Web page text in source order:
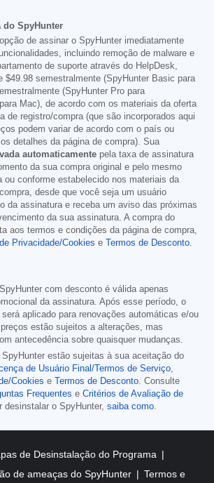
do SpyHunter
de assinar o SpyHunter imediatamente
incluindo remoção de malware e
de suporte através do HelpDesk,
$49.98 semestralmente (SpyHunter Basic para
(SpyHunter Pro para
Mac), de acordo com os materiais da oferta
de registro/compra (que são incorporados aqui
podem variar de acordo com o país ou
detalhes da página de compra). Sua
automaticamente pela taxa de assinatura
da sua compra original e pelo mesmo
ou conforme estabelecido nos materiais da
desde que você seja um usuário
da assinatura e receba um aviso das próximas
da sua assinatura. A compra do
aos termos e condições da página de compra,
Privacidade/Cookies e Termos de Desconto.
com desconto é válida apenas
da assinatura. Após esse período, o
aplicado para renovações automáticas e/ou
estão sujeitos a alterações, mas
antecedência sobre quaisquer mudanças.
estão sujeitas à sua aceitação do
de Usuário Final/Termos de Serviço,
Cookies e Termos de Desconto. Consulte
Frequentes e Critérios de Avaliação de
desinstalar o SpyHunter, saiba como.
de Desinstalação do Programa
de ameaças do SpyHunter
Termos e